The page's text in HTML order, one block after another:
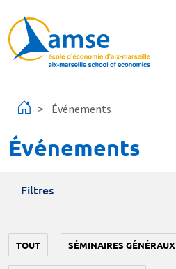
Événements
Événements
Filtres
TOUT SÉMINAIRES GÉNÉRAUX